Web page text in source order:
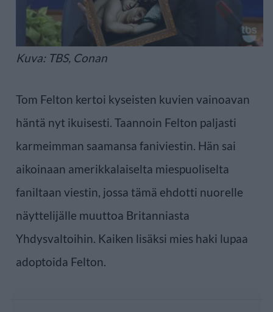
Kuva: TBS, Conan
Tom Felton kertoi kyseisten kuvien vainoavan
häntä nyt ikuisesti. Taannoin Felton paljasti
karmeimman saamansa faniviestin. Hän sai
aikoinaan amerikkalaiselta miespuoliselta
faniltaan viestin, jossa tämä ehdotti nuorelle
näyttelijälle muuttoa Britanniasta
Yhdysvaltoihin. Kaiken lisäksi mies haki lupaa
adoptoida Felton.